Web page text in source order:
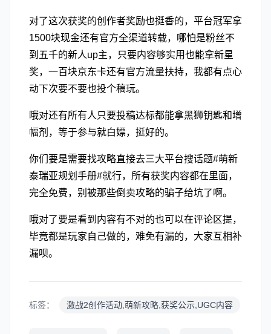
对了这次获奖的创作者奖励也挺香的，平台冠军拿
1500块现金还有官方全渠道转载，哪怕是粉丝不
到五千的新人up主，只要内容够实用也能拿新星
奖，一百块京东卡还有官方流量扶持，我都有点心
动下次要不要也投个稿玩。
哦对还有所有人只要投稿达标都能拿黑狮钥匙和增
幅剂，等于参与就白嫖，挺好的。
你们要是需要找攻略直接去三大平台搜话题#萌新
泰瑞亚规划手册#就行，所有获奖内容都在里面，
完全免费，别被那些倒卖攻略的骗子给坑了啊。
哦对了要是看到内容有不对的也可以在评论区提，
毕竟都是玩家自己做的，难免有漏的，大家互相补
漏呗。
标签： 激战2创作活动,萌新攻略,获奖公示,UGC内容